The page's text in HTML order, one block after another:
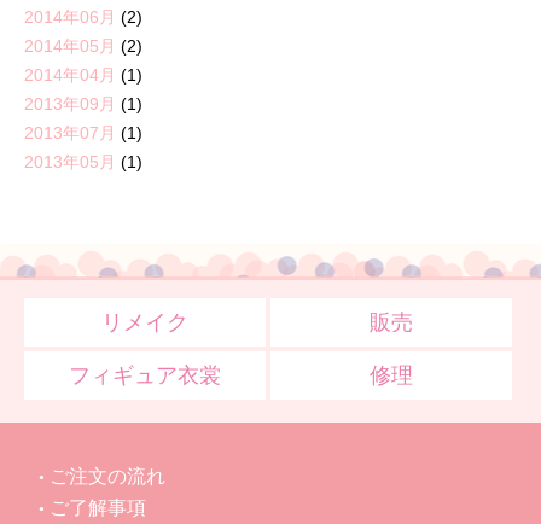
2014年06月 (2)
2014年05月 (2)
2014年04月 (1)
2013年09月 (1)
2013年07月 (1)
2013年05月 (1)
リメイク 販売
フィギュア衣裳 修理
ご注文の流れ
ご了解事項